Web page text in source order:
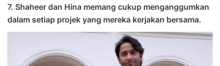
7. Shaheer dan Hina memang cukup menganggumkan
dalam setiap projek yang mereka kerjakan bersama.